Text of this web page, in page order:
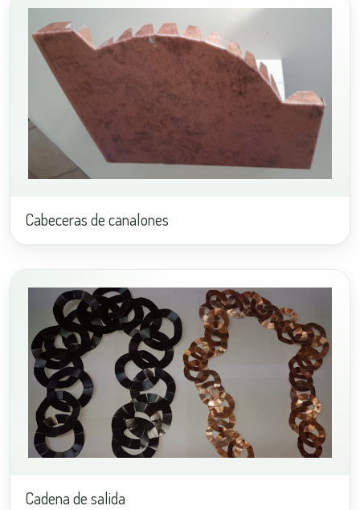
Cabeceras de canalones
Cadena de salida